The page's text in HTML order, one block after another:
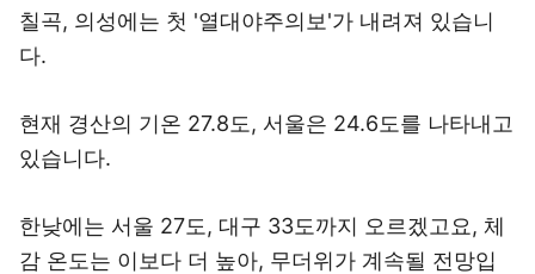
칠곡, 의성에는 첫 '열대야주의보'가 내려져 있습니
다.
현재 경산의 기온 27.8도, 서울은 24.6도를 나타내고
있습니다.
한낮에는 서울 27도, 대구 33도까지 오르겠고요, 체
감 온도는 이보다 더 높아, 무더위가 계속될 전망입